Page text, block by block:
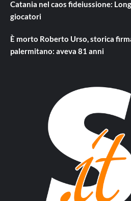
Catania nel caos fideiussione:
giocatori
È morto Roberto Urso, storica
palermitano: aveva 81 anni